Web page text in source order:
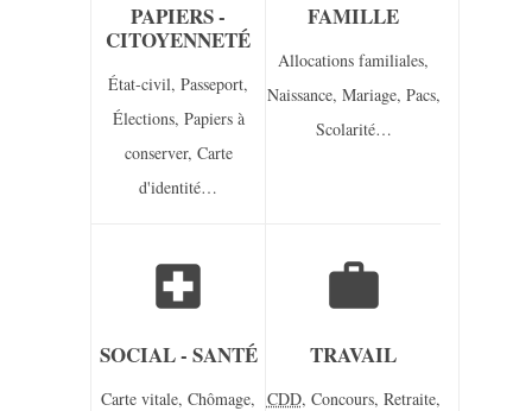
PAPIERS -
CITOYENNETÉ
État-civil,Passeport,
Élections, Papiers à
conserver, Carte
d'identité…
FAMILLE
Allocations familiales,
Naissance, Mariage, Pacs,
Scolarité…
local_hospital
SOCIAL - SANTÉ
Carte vitale,Chômage,
work
TRAVAIL
CDD, Concours, Retraite,